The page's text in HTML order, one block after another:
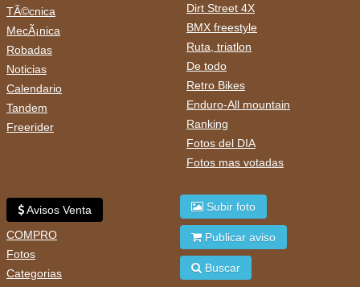
TÃ©cnica
MecÃ¡nica
Robadas
Noticias
Calendario
Tandem
Freerider
Dirt Street 4X
BMX freestyle
Ruta, triatlon
De todo
Retro Bikes
Enduro-All mountain
Ranking
Fotos del DIA
Fotos mas votadas
Avisos Venta
COMPRO
Fotos
Categorias
Subir foto
Publicar aviso
Buscar